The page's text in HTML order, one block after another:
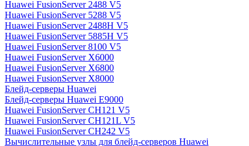
Huawei FusionServer 2488 V5
Huawei FusionServer 5288 V5
Huawei FusionServer 2488H V5
Huawei FusionServer 5885H V5
Huawei FusionServer 8100 V5
Huawei FusionServer X6000
Huawei FusionServer X6800
Huawei FusionServer X8000
Блейд-серверы Huawei
Блейд-серверы Huawei E9000
Huawei FusionServer CH121 V5
Huawei FusionServer CH121L V5
Huawei FusionServer CH242 V5
Вычислительные узлы для блейд-серверов Huawei